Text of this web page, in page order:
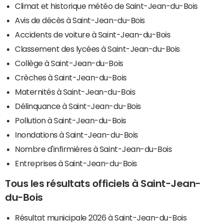
Climat et historique météo de Saint-Jean-du-Bois
Avis de décès à Saint-Jean-du-Bois
Accidents de voiture à Saint-Jean-du-Bois
Classement des lycées à Saint-Jean-du-Bois
Collège à Saint-Jean-du-Bois
Crèches à Saint-Jean-du-Bois
Maternités à Saint-Jean-du-Bois
Délinquance à Saint-Jean-du-Bois
Pollution à Saint-Jean-du-Bois
Inondations à Saint-Jean-du-Bois
Nombre d'infirmières à Saint-Jean-du-Bois
Entreprises à Saint-Jean-du-Bois
Tous les résultats officiels à Saint-Jean-
du-Bois
Résultat municipale 2026 à Saint-Jean-du-Bois